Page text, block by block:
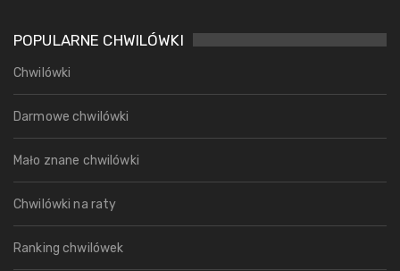
POPULARNE CHWILÓWKI
Chwilówki
Darmowe chwilówki
Mało znane chwilówki
Chwilówki na raty
Ranking chwilówek